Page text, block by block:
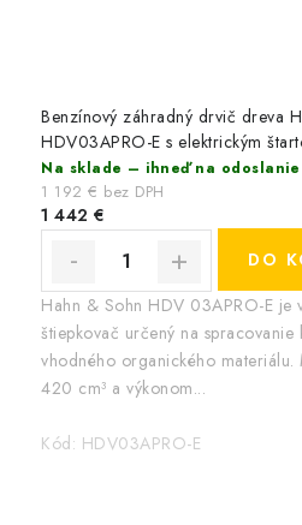
Benzínový záhradný drvič dreva
HDV03APRO-E s elektrickým
Na sklade – ihneď na odoslanie
1 192 € bez DPH
1 442 €
DO
Hahn & Sohn HDV 03APRO-E je
štiepkovač určený na
vhodného organického
420 cm³ a výkonom...
Kód: HDV03APRO-E